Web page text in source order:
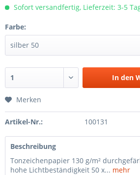
Sofort versandfertig, Lieferzeit: 3-5
Farbe:
In den
Merken
Artikel-Nr.: 100131
Beschreibung
Tonzeichenpapier 130 g/m²
hohe Lichtbeständigkeit 50 x... mehr